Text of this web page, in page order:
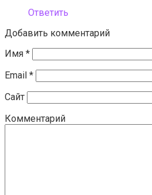
Ответить
Добавить комментарий
Имя *
Email *
Сайт
Комментарий